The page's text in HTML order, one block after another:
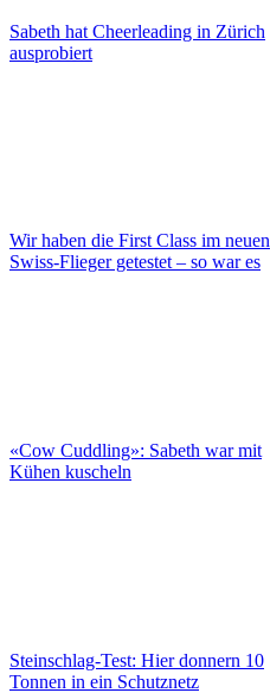
Sabeth hat Cheerleading in Zürich
ausprobiert
Wir haben die First Class im neuen
Swiss-Flieger getestet – so war es
«Cow Cuddling»: Sabeth war mit
Kühen kuscheln
Steinschlag-Test: Hier donnern 10
Tonnen in ein Schutznetz